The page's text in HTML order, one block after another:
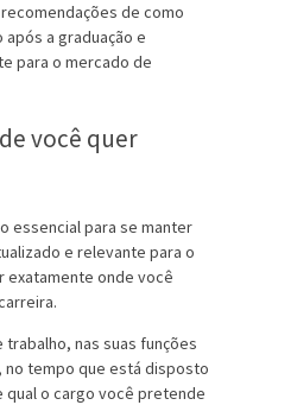
de como
a graduação e
para o mercado de
você quer
essencial para se manter
e relevante para o
exatamente onde você
trabalho, nas suas funções
no tempo que está disposto
qual o cargo você pretende